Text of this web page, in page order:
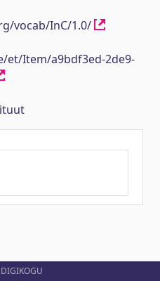
vocab/InC/1.0/
et/Item/a9bdf3ed-2de9-